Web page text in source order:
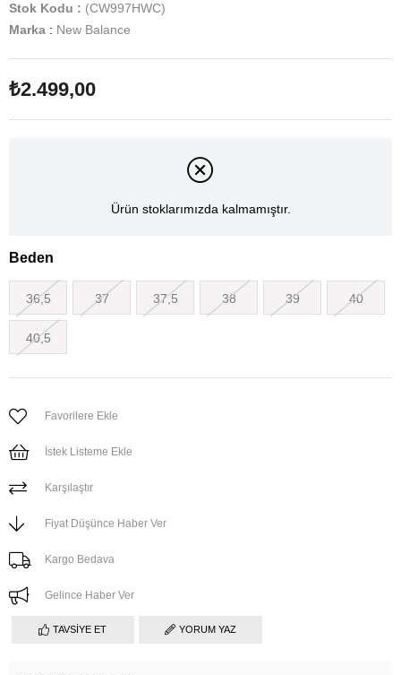
Stok Kodu
(CW997HWC)
Marka : New Balance
₺2.499,00
Ürün stoklarımızda kalmamıştır.
Beden
36,5 37 37,5 38 39 40
40,5
Favorilere Ekle
İstek Listeme Ekle
Karşılaştır
Fiyat Düşünce Haber Ver
Kargo Bedava
Gelince Haber Ver
TAVSIYE ET YORUM YAZ